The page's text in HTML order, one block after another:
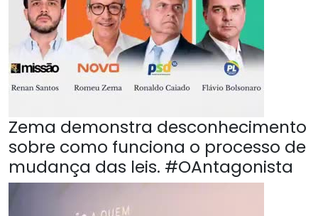
Zema demonstra desconhecimento
sobre como funciona o processo de
mudança das leis. #OAntagonista